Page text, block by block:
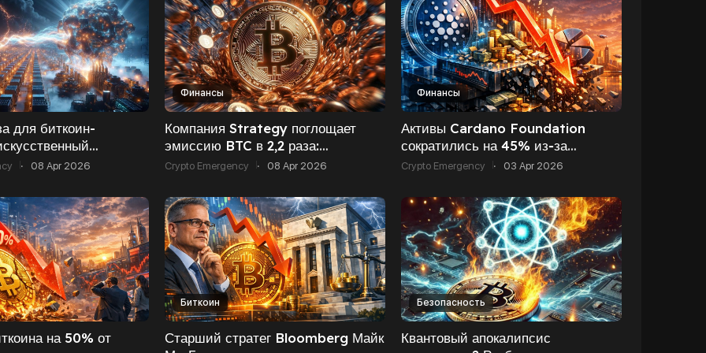
для биткоин-
энергию
· 08 Apr 2026
Финансы
Компания Strategy поглощает
эмиссию BTC в 2,2 раза:
казначейство получило 24 675
Crypto Emergency · 08 Apr 2026
Финансы
Активы Cardano Foundation
сократились на 45% из‑за
падения цены ADA — отчёт за
Crypto Emergency · 03 Apr 2026
на 50% от
Биткоин
Старший стратег Bloomberg Майк
Безопасность
Квантовый апокалипсис